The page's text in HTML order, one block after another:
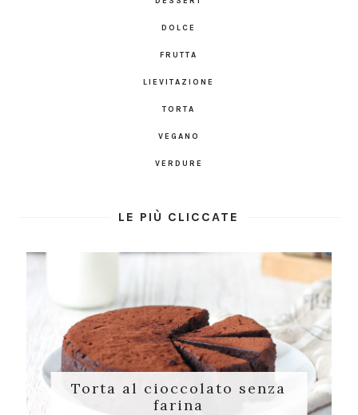
DOLCE
FRUTTA
LIEVITAZIONE
TORTA
VEGANO
VERDURE
LE PIÙ CLICCATE
Torta al cioccolato senza
farina